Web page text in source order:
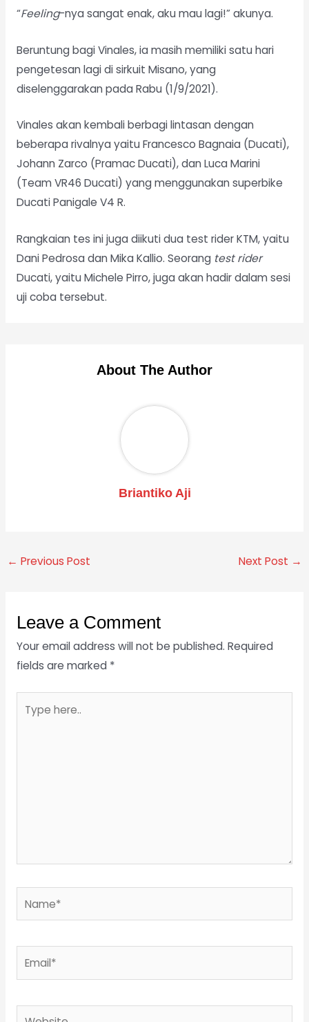
“Feeling-nya sangat enak, aku mau lagi!” akunya.
Beruntung bagi Vinales, ia masih memiliki satu hari
pengetesan lagi di sirkuit Misano, yang
diselenggarakan pada Rabu (1/9/2021).
Vinales akan kembali berbagi lintasan dengan
beberapa rivalnya yaitu Francesco Bagnaia (Ducati),
Johann Zarco (Pramac Ducati), dan Luca Marini
(Team VR46 Ducati) yang menggunakan superbike
Ducati Panigale V4 R.
Rangkaian tes ini juga diikuti dua test rider KTM, yaitu
Dani Pedrosa dan Mika Kallio. Seorang test rider
Ducati, yaitu Michele Pirro, juga akan hadir dalam sesi
uji coba tersebut.
About The Author
Briantiko Aji
← Previous Post Next Post →
Leave a Comment
Your email address will not be published. Required
fields are marked *
here..
Website